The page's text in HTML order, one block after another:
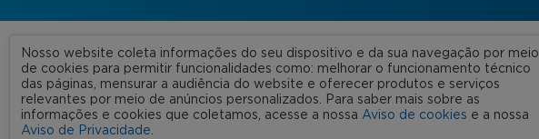
FGV 2023 © Todos os direitos
reservados
A FGV
Nossas Unidades
Nosso website coleta informações do seu dispositivo e da sua navegação por meio
de cookies para permitir funcionalidades como: melhorar o funcionamento técnico
das páginas, mensurar a audiência do website e oferecer produtos e serviços
relevantes por meio de anúncios personalizados. Para saber mais sobre as
informações e cookies que coletamos, acesse a nossa Aviso de cookies e a nossa
Aviso de Privacidade.